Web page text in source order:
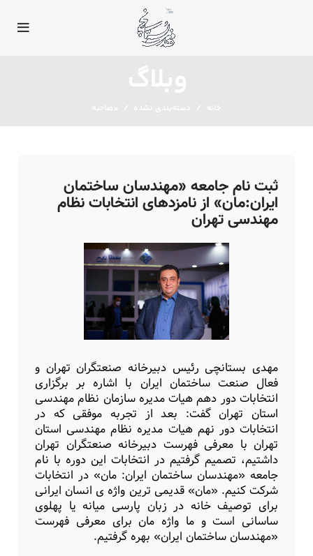
ثبت نام جامعه «مهندسان ساختمان
ایران:مان» از نامزدهای انتخابات نظام
مهندسی تهران
مهدی بستانچی رئیس دبیرخانه صنعتگران تهران و
فعال صنعت ساختمان ایران با اشاره بر برگزاری
انتخابات دور دهم هیات مدیره سازمان نظام مهندسی
استان تهران گفت: بعد از تجربه موفقی که در
انتخابات دور نهم هیات مدیره نظام مهندسی استان
تهران با معرفی فهرست دبیرخانه صنعتگران تهران
داشتیم، تصمیم گرفتیم در انتخابات این دوره با نام
جامعه «مهندسان ساختمان ایران: مان» در انتخابات
شرکت کنیم. «مان» قدیمی ترین واژه ی انسان ایرانی
برای توصیف خانه در زبان پارسی میانه یا پهلوی
ساسانی است و ما واژه مان برای معرفی فهرست
«مهندسان ساختمان ایران» بهره گرفتیم.